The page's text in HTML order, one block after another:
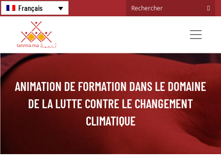
Français
ANIMATION DE FORMATION DANS LE DOMAINE
DE LA LUTTE CONTRE LE CHANGEMENT
CLIMATIQUE